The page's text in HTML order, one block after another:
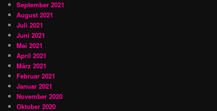
September 2021
August 2021
Juli 2021
Juni 2021
Mai 2021
April 2021
März 2021
Februar 2021
Januar 2021
November 2020
Oktober 2020